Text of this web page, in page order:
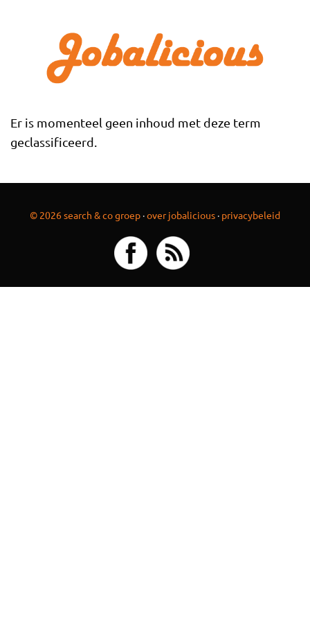
Er is momenteel geen inhoud met deze term
geclassificeerd.
© 2026 search & co groep ·over jobalicious · privacybeleid